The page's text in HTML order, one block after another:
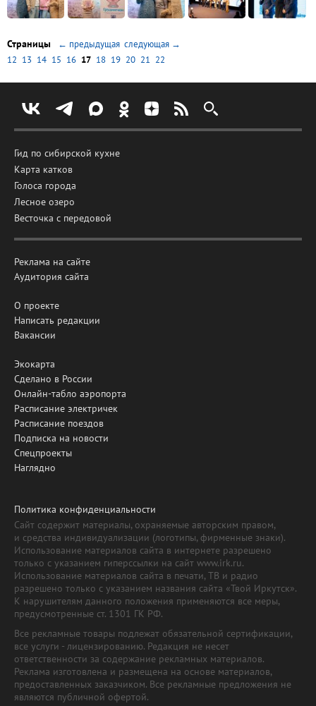
Страницы ← предыдущая следующая →
12 13 14 15 16 17 18 19 20 21 22
Гид по сибирской кухне
Карта катков
Голоса города
Лесное озеро
Весточка с передовой
Реклама на сайте
Аудитория сайта
О проекте
Написать редакции
Вакансии
Экокарта
Сделано в России
Онлайн-табло аэропорта
Расписание электричек
Расписание поездов
Подписка на новости
Спецпроекты
Наглядно
Политика конфиденциальности
Сайт содержит материалы, охраняемые авторским правом,
и средства индивидуализации (логотипы, фирменные знаки).
Использование материалов сайта в интернете разрешено
только с указанием гиперссылки на сайт www.irk.ru.
Использование материалов сайта в печати, ТВ и радио
разрешено только с указанием названия сайта «Твой Иркутск».
К нарушителям данного положения применяются все меры,
предусмотренные ст. 1301 ГК РФ.
Все рекламные товары подлежат обязательной сертификации,
все услуги - лицензированию. Редакция не несет
ответственности за содержание рекламных материалов.
Реклама изготовлена и размещена на основе материалов,
предоставленных заказчиком. Все рекламные предложения не
являются публичной офертой.